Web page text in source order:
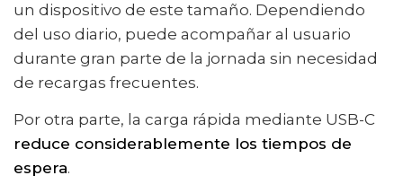
un dispositivo de este tamaño. Dependiendo
del uso diario, puede acompañar al usuario
durante gran parte de la jornada sin necesidad
de recargas frecuentes.
Por otra parte, la carga rápida mediante USB-C
reduce considerablemente los tiempos de
espera.